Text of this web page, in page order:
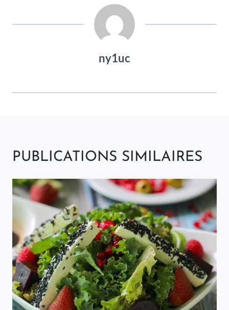
ny1uc
PUBLICATIONS SIMILAIRES